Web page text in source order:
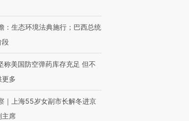
：生态环境法典施行；巴西总统
段
称美国防空弹药库存充足 但不
更多
｜上海55岁女副市长解冬进京
主席